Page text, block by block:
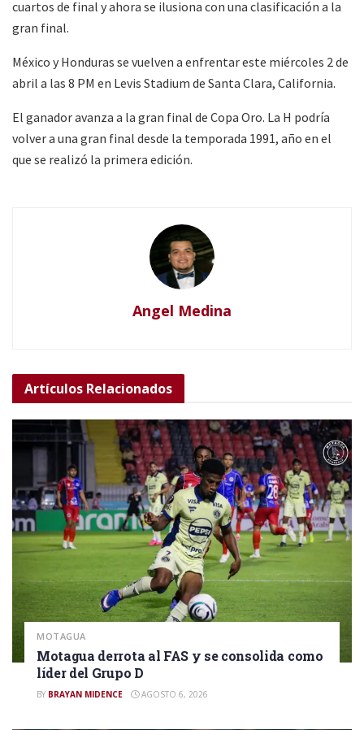
cuartos de final y ahora se ilusiona con una clasificación a la
gran final.
México y Honduras se vuelven a enfrentar este miércoles 2 de
abril a las 8 PM en Levis Stadium de Santa Clara, California.
El ganador avanza a la gran final de Copa Oro. La H podría
volver a una gran final desde la temporada 1991, año en el
que se realizó la primera edición.
Angel Medina
Artículos Relacionados
MOTAGUA
Motagua derrota al FAS y se consolida como
líder del Grupo D
BY BRAYAN MIDENCE AGOSTO 6, 2026